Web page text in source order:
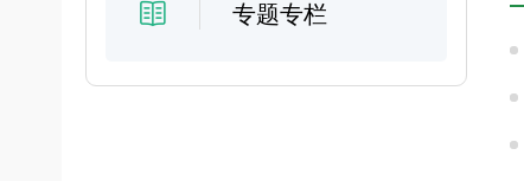
专题专栏